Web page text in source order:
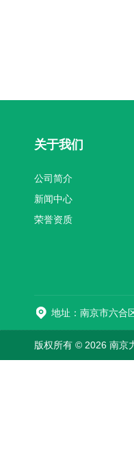
关于我们
公司简介
新闻中心
荣誉资质
地址：南京市六合
版权所有 © 2026 南京